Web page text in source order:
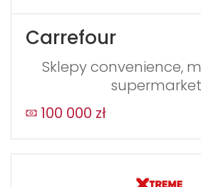
Carrefour
Sklepy convenience,
100 000 zł